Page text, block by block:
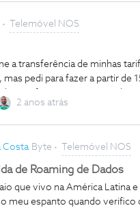
Telemóvel NOS
a transferência de minhas
mas pedi para fazer a partir de
data. O funcionário concordou
quando fui pagar pelos
preço? Também adquiri a
são vocês? Uma vergonha!
2 anos atrás
Costa Byte Telemóvel NOS
de Roaming de Dados
que vivo na América Latina
meu espanto quando verifico